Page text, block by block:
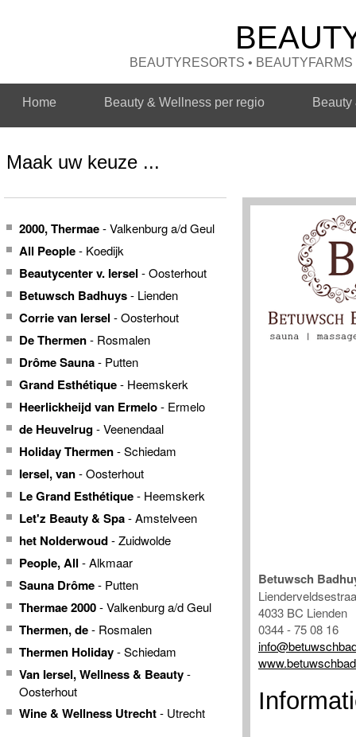
BEAUTYRESORTS •
Home Beauty & Wellness per regio Beauty
Maak uw keuze ...
2000, Thermae- Valkenburg a/d Geul
All People- Koedijk
Beautycenter v. Iersel - Oosterhout
Betuwsch Badhuys- Lienden
Corrie van Iersel - Oosterhout
De Thermen- Rosmalen
Drôme Sauna- Putten
Grand Esthétique- Heemskerk
Heerlickheijd van Ermelo- Ermelo
de Heuvelrug- Veenendaal
Holiday Thermen- Schiedam
Iersel, van- Oosterhout
Le Grand Esthétique- Heemskerk
Let'z Beauty & Spa- Amstelveen
het Nolderwoud- Zuidwolde
People, All - Alkmaar
Sauna Drôme- Putten
Thermae 2000- Valkenburg a/d Geul
Thermen, de- Rosmalen
Thermen Holiday- Schiedam
Van Iersel, Wellness & Beauty-
Oosterhout
Wine & Wellness Utrecht- Utrecht
Betuwsch
4033 BC Lienden
0344 - 75 08 16